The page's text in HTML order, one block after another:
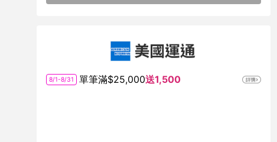
8/1-8/31 單筆滿$25,000送1,500